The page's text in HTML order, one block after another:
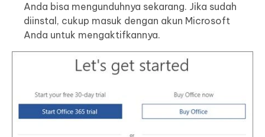
Anda bisa mengunduhnya sekarang. Jika sudah
diinstal, cukup masuk dengan akun Microsoft
Anda untuk mengaktifkannya.